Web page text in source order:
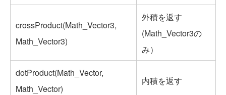
crossProduct(Math_Vector3,
Math_Vector3)
外積を返す
(Math_Vector3の
み）
dotProduct(Math_Vector,
Math_Vector)
内積を返す